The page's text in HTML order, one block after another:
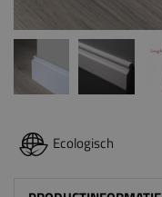
Ecologisch